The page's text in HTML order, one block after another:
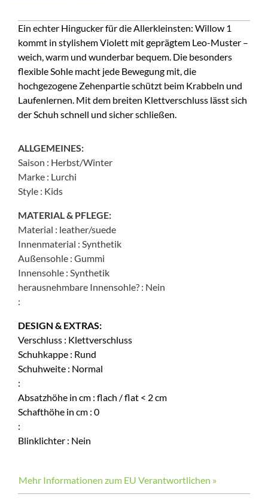
Ein echter Hingucker für die Allerkleinsten: Willow 1
kommt in stylishem Violett mit geprägtem Leo-Muster –
weich, warm und wunderbar bequem. Die besonders
flexible Sohle macht jede Bewegung mit, die
hochgezogene Zehenpartie schützt beim Krabbeln und
Laufenlernen. Mit dem breiten Klettverschluss lässt sich
der Schuh schnell und sicher schließen.
ALLGEMEINES:
Saison : Herbst/Winter
Marke : Lurchi
Style : Kids
MATERIAL & PFLEGE:
Material : leather/suede
Innenmaterial : Synthetik
Außensohle : Gummi
Innensohle : Synthetik
herausnehmbare Innensohle? : Nein
:
DESIGN & EXTRAS:
Verschluss : Klettverschluss
Schuhkappe : Rund
Schuhweite : Normal
:
Absatzhöhe in cm : flach / flat < 2 cm
Schafthöhe in cm : 0
:
Blinklichter : Nein
Mehr Informationen zum EU Verantwortlichen »